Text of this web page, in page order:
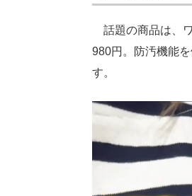
話題の商品は、
980円。防汚機能
す。